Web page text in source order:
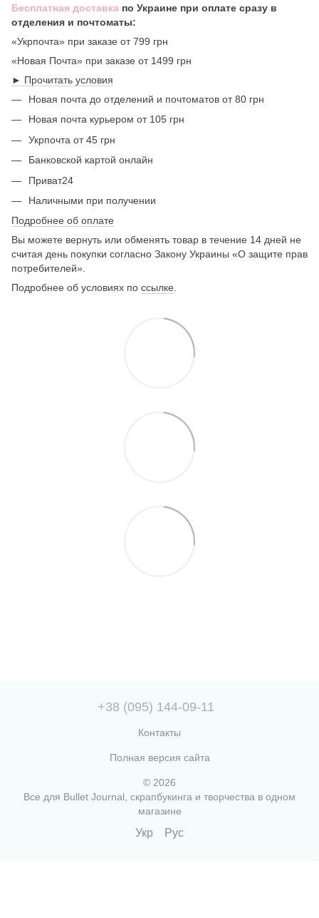
Бесплатная доставка по Украине при оплате сразу в
отделения и почтоматы:
«Укрпочта» при заказе от 799 грн
«Новая Почта» при заказе от 1499 грн
► Прочитать условия
Новая почта до отделений и почтоматов от 80 грн
Новая почта курьером от 105 грн
Укрпочта от 45 грн
Банковской картой онлайн
Приват24
Наличными при получении
Подробнее об оплате
Вы можете вернуть или обменять товар в течение 14 дней не
считая день покупки согласно Закону Украины «О защите прав
потребителей».
Подробнее об условиях по ссылке.
+38 (095) 144-09-11
Контакты
Полная версия сайта
© 2026
Все для Bullet Journal, скрапбукинга и творчества в одном
магазине
Укр Рус